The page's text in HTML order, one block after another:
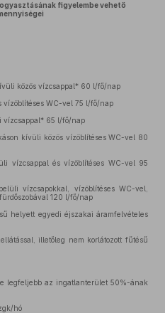
figyelembe vehető
közös vízcsappal* 60 l/fő/nap
vízöblítéses WC-vel 75 l/fő/nap
vízcsappal* 65 l/fő/nap
kívüli közös vízöblítéses WC-vel 80
vízcsappal és vízöblítéses WC-vel 95
vízcsapokkal, vízöblítéses WC-vel,
120 l/fő/nap
helyett egyedi éjszakai áramfelvételes
illetőleg nem korlátozott fűtésű
legfeljebb az ingatlanterület 50%-ának
hó